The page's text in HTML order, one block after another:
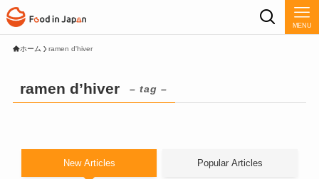
MENU
ホーム ramen d'hiver
ramen d’hiver – tag –
New Articles Popular Articles